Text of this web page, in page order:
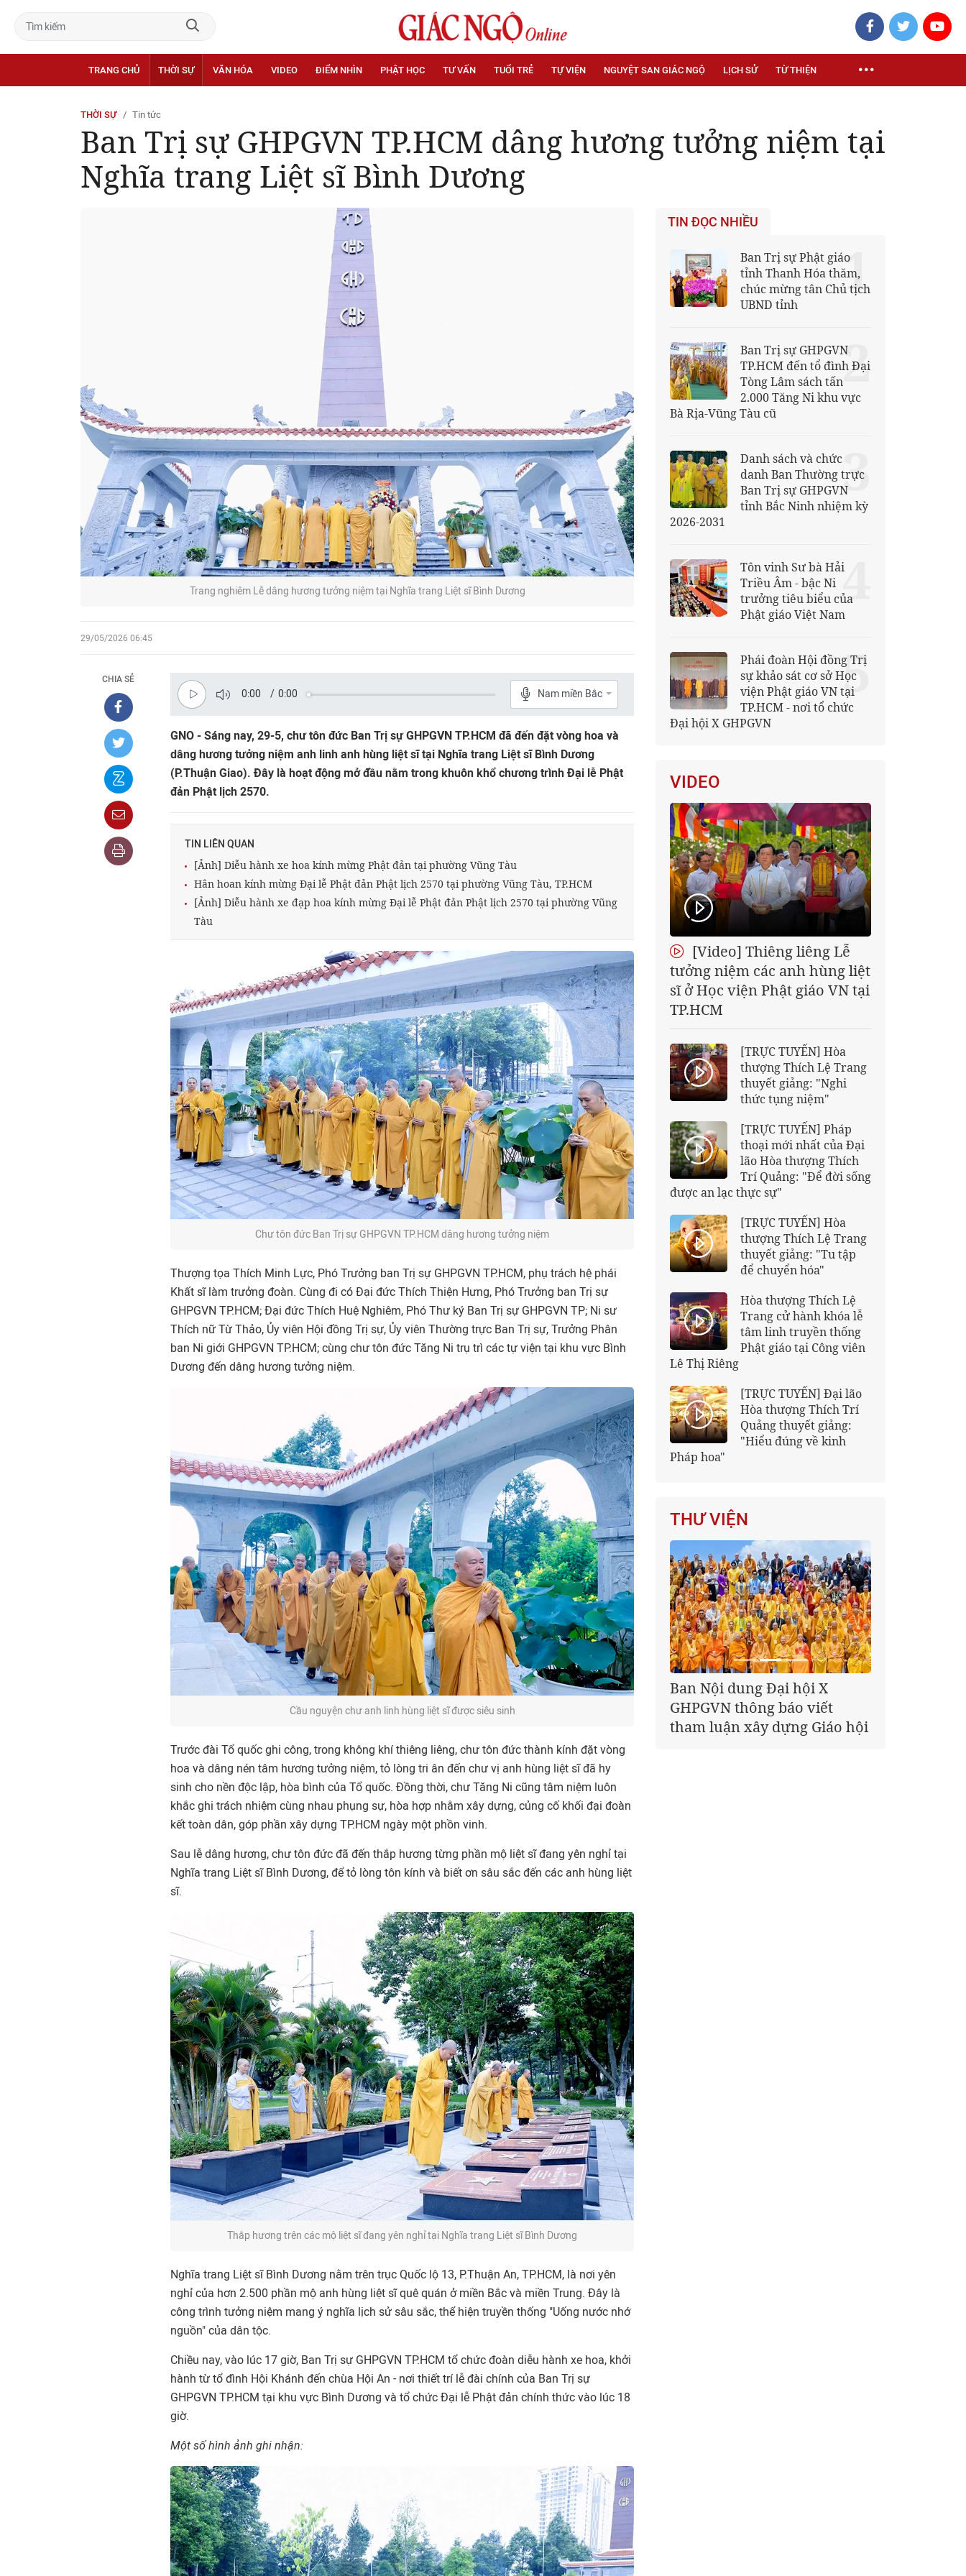
TRANG CHỦ THỜI SỰ VĂN HÓA VIDEO ĐIỂM NHÌN PHẬT HỌC TƯ VẤN TUỔI TRẺ TỰ VIỆN NGUYỆT SAN GIÁC NGỘ LỊCH SỬ TỪ THIỆN
THỜI SỰ Tin tức
Ban Trị sự GHPGVN TP.HCM dâng hương tưởng niệm tại
Nghĩa trang Liệt sĩ Bình Dương
Trang nghiêm Lễ dâng hương tưởng niệm tại Nghĩa trang Liệt sĩ Bình Dương
29/05/2026 06:45
CHIA SẺ
0:00 / 0:00 Nam miền Bắc
GNO - Sáng nay, 29-5, chư tôn đức Ban Trị sự GHPGVN TP.HCM đã đến đặt vòng hoa và
dâng hương tưởng niệm anh linh anh hùng liệt sĩ tại Nghĩa trang Liệt sĩ Bình Dương
(P.Thuận Giao). Đây là hoạt động mở đầu nằm trong khuôn khổ chương trình Đại lễ Phật
đản Phật lịch 2570.
TIN LIÊN QUAN
[Ảnh] Diễu hành xe hoa kính mừng Phật đản tại phường Vũng Tàu
Hân hoan kính mừng Đại lễ Phật đản Phật lịch 2570 tại phường Vũng Tàu, TP.HCM
[Ảnh] Diễu hành xe đạp hoa kính mừng Đại lễ Phật đản Phật lịch 2570 tại phường Vũng
Tàu
Chư tôn đức Ban Trị sự GHPGVN TP.HCM dâng hương tưởng niệm
Thượng tọa Thích Minh Lực, Phó Trưởng ban Trị sự GHPGVN TP.HCM, phụ trách hệ phái
Khất sĩ làm trưởng đoàn. Cùng đi có Đại đức Thích Thiện Hưng, Phó Trưởng ban Trị sự
GHPGVN TP.HCM; Đại đức Thích Huệ Nghiêm, Phó Thư ký Ban Trị sự GHPGVN TP; Ni sư
Thích nữ Từ Thảo, Ủy viên Hội đồng Trị sự, Ủy viên Thường trực Ban Trị sự, Trưởng Phân
ban Ni giới GHPGVN TP.HCM; cùng chư tôn đức Tăng Ni trụ trì các tự viện tại khu vực Bình
Dương đến dâng hương tưởng niệm.
Cầu nguyện chư anh linh hùng liệt sĩ được siêu sinh
Trước đài Tổ quốc ghi công, trong không khí thiêng liêng, chư tôn đức thành kính đặt vòng
hoa và dâng nén tâm hương tưởng niệm, tỏ lòng tri ân đến chư vị anh hùng liệt sĩ đã hy
sinh cho nền độc lập, hòa bình của Tổ quốc. Đồng thời, chư Tăng Ni cũng tâm niệm luôn
khắc ghi trách nhiệm cùng nhau phụng sự, hòa hợp nhằm xây dựng, củng cố khối đại đoàn
kết toàn dân, góp phần xây dựng TP.HCM ngày một phồn vinh.
Sau lễ dâng hương, chư tôn đức đã đến thắp hương từng phần mộ liệt sĩ đang yên nghỉ tại
Nghĩa trang Liệt sĩ Bình Dương, để tỏ lòng tôn kính và biết ơn sâu sắc đến các anh hùng liệt
sĩ.
Thắp hương trên các mộ liệt sĩ đang yên nghỉ tại Nghĩa trang Liệt sĩ Bình Dương
Nghĩa trang Liệt sĩ Bình Dương nằm trên trục Quốc lộ 13, P.Thuận An, TP.HCM, là nơi yên
nghỉ của hơn 2.500 phần mộ anh hùng liệt sĩ quê quán ở miền Bắc và miền Trung. Đây là
công trình tưởng niệm mang ý nghĩa lịch sử sâu sắc, thể hiện truyền thống "Uống nước nhớ
nguồn" của dân tộc.
Chiều nay, vào lúc 17 giờ, Ban Trị sự GHPGVN TP.HCM tổ chức đoàn diễu hành xe hoa, khởi
hành từ tổ đình Hội Khánh đến chùa Hội An - nơi thiết trí lễ đài chính của Ban Trị sự
GHPGVN TP.HCM tại khu vực Bình Dương và tổ chức Đại lễ Phật đản chính thức vào lúc 18
giờ.
Một số hình ảnh ghi nhận:
TIN ĐỌC NHIỀU
Ban Trị sự Phật giáo
tỉnh Thanh Hóa thăm,
chúc mừng tân Chủ tịch
UBND tỉnh
1
Ban Trị sự GHPGVN
TP.HCM đến tổ đình Đại
Tòng Lâm sách tấn
2.000 Tăng Ni khu vực
Bà Rịa-Vũng Tàu cũ
2
Danh sách và chức
danh Ban Thường trực
Ban Trị sự GHPGVN
tỉnh Bắc Ninh nhiệm kỳ
2026-2031
3
Tôn vinh Sư bà Hải
Triều Âm - bậc Ni
trưởng tiêu biểu của
Phật giáo Việt Nam
4
Phái đoàn Hội đồng Trị
sự khảo sát cơ sở Học
viện Phật giáo VN tại
TP.HCM - nơi tổ chức
Đại hội X GHPGVN
5
VIDEO
[Video] Thiêng liêng Lễ
tưởng niệm các anh hùng liệt
sĩ ở Học viện Phật giáo VN tại
TP.HCM
[TRỰC TUYẾN] Hòa
thượng Thích Lệ Trang
thuyết giảng: "Nghi
thức tụng niệm"
[TRỰC TUYẾN] Pháp
thoại mới nhất của Đại
lão Hòa thượng Thích
Trí Quảng: "Để đời sống
được an lạc thực sự"
[TRỰC TUYẾN] Hòa
thượng Thích Lệ Trang
thuyết giảng: "Tu tập
để chuyển hóa"
Hòa thượng Thích Lệ
Trang cử hành khóa lễ
tâm linh truyền thống
Phật giáo tại Công viên
Lê Thị Riêng
[TRỰC TUYẾN] Đại lão
Hòa thượng Thích Trí
Quảng thuyết giảng:
"Hiểu đúng về kinh
Pháp hoa"
THƯ VIỆN
Giáo hội kêu gọi Tăng Ni,
Phật tử cả nước thể hiện tấm
lòng tri ân trọn vẹn nghĩa